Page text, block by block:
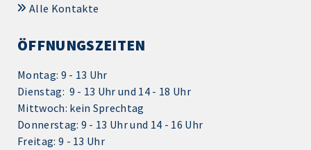
Alle Kontakte
ÖFFNUNGSZEITEN
Montag: 9 - 13 Uhr
Dienstag: 9 - 13 Uhr und 14 - 18 Uhr
Mittwoch: kein Sprechtag
Donnerstag: 9 - 13 Uhr und 14 - 16 Uhr
Freitag: 9 - 13 Uhr